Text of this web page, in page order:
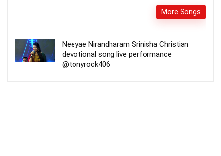
More Songs
Neeyae Nirandharam Srinisha Christian
devotional song live performance
@tonyrock406